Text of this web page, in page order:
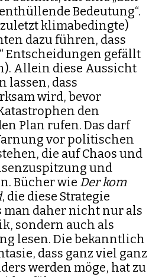
Bedeutung“.
klimabedingte)
dazu führen, dass
Entscheidungen gefällt
Allein diese Aussicht
lassen, dass
wird, bevor
den
Plan rufen. Das darf
vor politischen
die auf Chaos und
und
Bücher wie Der kom
, die diese Strategie
man daher nicht nur als
sondern auch als
lesen. Die be­kanntlich
dass ganz viel ganz
werden möge, hat zu